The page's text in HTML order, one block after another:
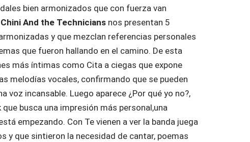
bien armonizados que con fuerza van
Chini And the Technicians nos presentan 5
y que mezclan referencias personales
que fueron hallando en el camino. De esta
más íntimas como Cita a ciegas que expone
melodías vocales, confirmando que se pueden
voz incansable. Luego aparece ¿Por qué yo no?,
busca una impresión más personal,una
empezando. Con Te vienen a ver la banda juega
y que sintieron la necesidad de cantar, poemas